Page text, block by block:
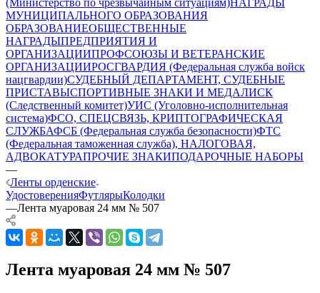
(Министерство по чрезвычайным ситуациям)НАГРАДЫ
МУНИЦИПАЛЬНОГО ОБРАЗОВАНИЯ
ОБРАЗОВАНИЕОБЩЕСТВЕННЫЕ
НАГРАДЫПРЕДПРИЯТИЯ И
ОРГАНИЗАЦИИПРОФСОЮЗЫ И ВЕТЕРАНСКИЕ
ОРГАНИЗАЦИИРОСГВАРДИЯ (Федеральная служба войск
нацгвардии)СУДЕБНЫЙ ДЕПАРТАМЕНТ, СУДЕБНЫЕ
ПРИСТАВЫСПОРТИВНЫЕ ЗНАКИ И МЕДАЛИСК
(Следственный комитет)УИС (Уголовно-исполнительная
система)ФСО, СПЕЦСВЯЗЬ, КРИПТОГРАФИЧЕСКАЯ
СЛУЖБАФСБ (Федеральная служба безопасности)ФТС
(Федеральная таможенная служба), НАЛОГОВАЯ,
АДВОКАТУРАПРОЧИЕ ЗНАКИПОДАРОЧНЫЕ НАБОРЫ
—
Ленты орденские
УдостоверенияФутлярыКолодки
—Лента муаровая 24 мм № 507
Лента муаровая 24 мм № 507